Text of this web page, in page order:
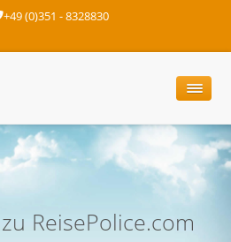
+49 (0)351 - 8328830
ReisePolice.com